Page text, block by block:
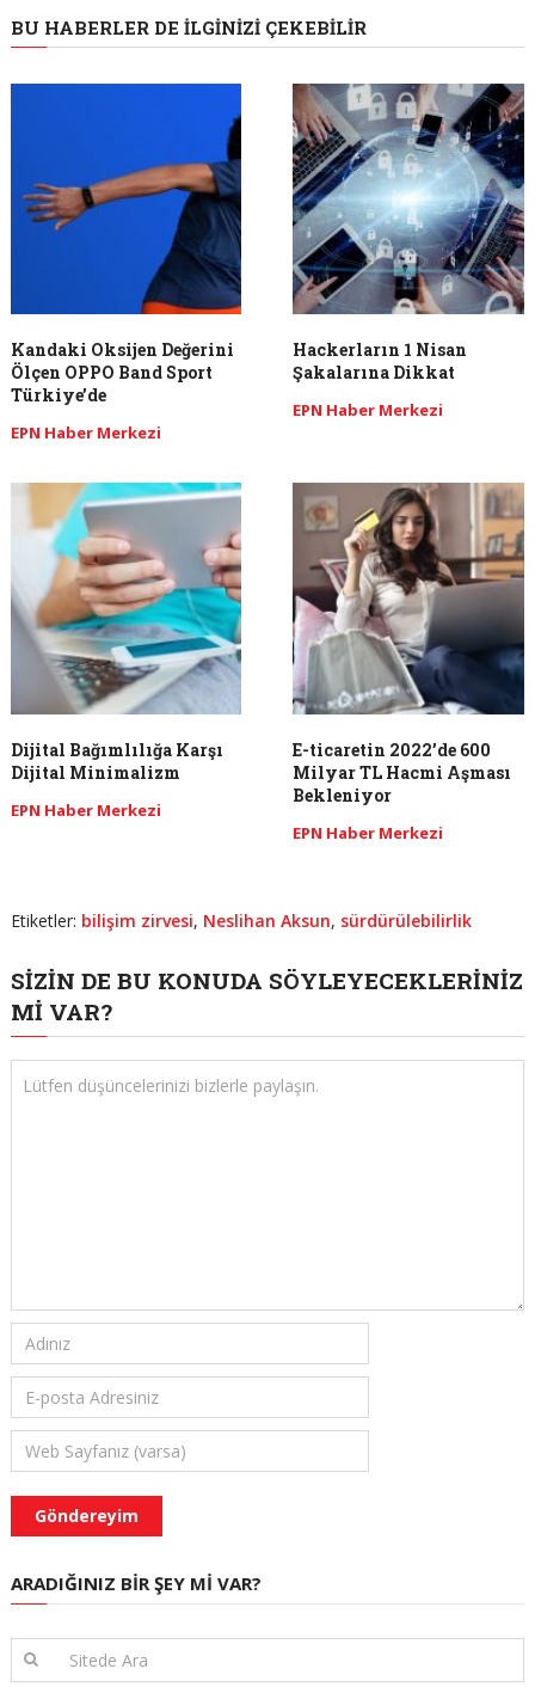
BU HABERLER DE İLGINIZI ÇEKEBILIR
Kandaki Oksijen Değerini
Ölçen OPPO Band Sport
Türkiye’de
EPN Haber Merkezi
Hackerların 1 Nisan
Şakalarına Dikkat
EPN Haber Merkezi
Dijital Bağımlılığa Karşı
Dijital Minimalizm
EPN Haber Merkezi
E-ticaretin 2022’de 600
Milyar TL Hacmi Aşması
Bekleniyor
EPN Haber Merkezi
Etiketler: bilişim zirvesi, Neslihan Aksun, sürdürülebilirlik
SIZIN DE BU KONUDA SÖYLEYECEKLERINIZ
MI VAR?
ARADIĞINIZ BIR ŞEY MI VAR?